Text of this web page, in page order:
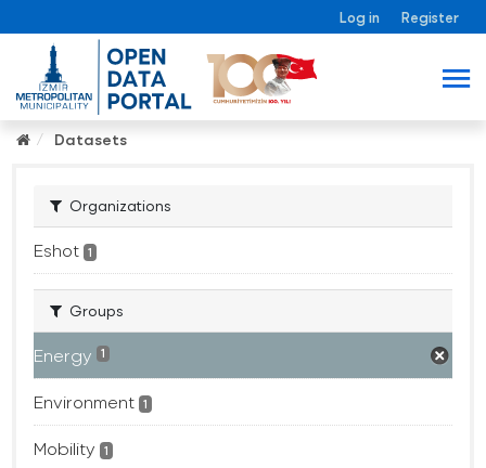
Log in Register
Datasets
Organizations
Eshot 1
Groups
Energy 1
Environment 1
Mobility 1